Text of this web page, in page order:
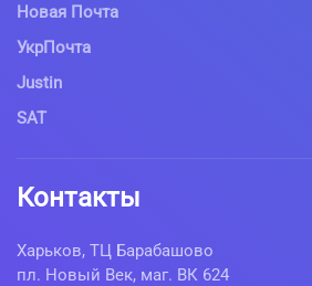
Новая Почта
УкрПочта
Justin
SAT
Контакты
Харьков, ТЦ Барабашово
пл. Новый Век, маг. ВК 624